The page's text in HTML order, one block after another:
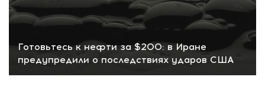
Готовьтесь к нефти за $200: в Иране
предупредили о последствиях ударов США